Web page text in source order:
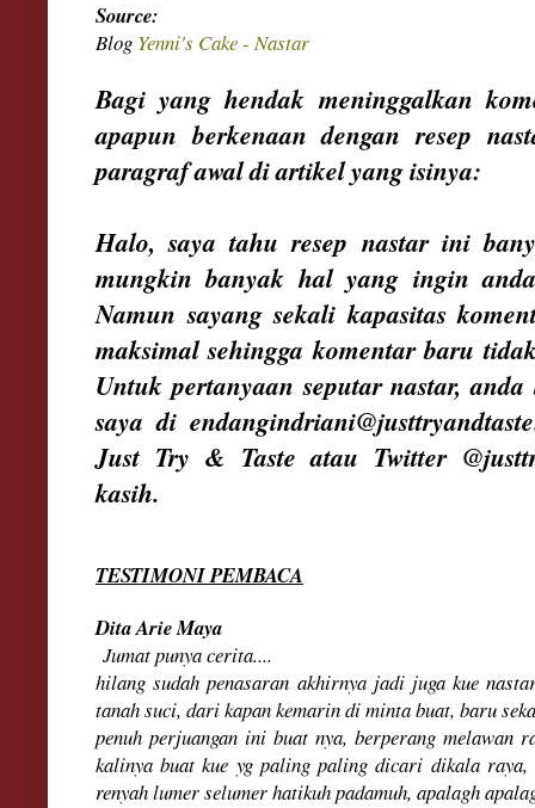
Source:
Blog Yenni's Cake - Nastar
Bagi yang hendak meninggalkan
apapun berkenaan dengan resep
paragraf awal di artikel yang isinya:
Halo, saya tahu resep nastar ini
mungkin banyak hal yang ingin
Namun sayang sekali kapasitas
maksimal sehingga komentar baru
Untuk pertanyaan seputar nastar,
saya di
Just Try & Taste atau Twitter
kasih.
TESTIMONI PEMBACA
Dita Arie Maya
Jumat punya cerita....
hilang sudah penasaran akhirnya jadi juga kue
tanah suci, dari kapan kemarin di minta buat, baru
penuh perjuangan ini buat nya, berperang melawan
kalinya buat kue yg paling paling dicari dikala raya,
renyah lumer selumer hatikuh padamuh, apalagh